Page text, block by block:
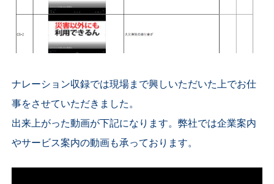
ナレーション収録では現場まで興しいただいた上でお仕
事をさせていただきました。
出来上がった動画が下記になります。弊社では企業案内
やサービス案内の動画も承っております。